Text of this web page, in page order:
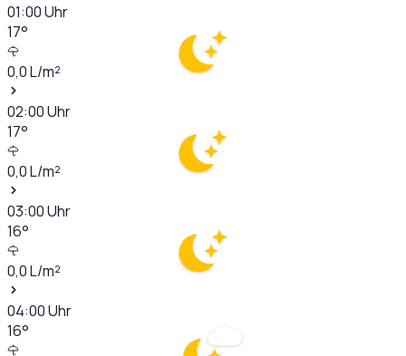
01:00Uhr
17°
0,0L/m²
02:00Uhr
17°
0,0L/m²
03:00Uhr
16°
0,0L/m²
04:00Uhr
16°